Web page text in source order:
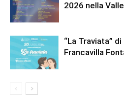
2026 nella
“La Traviata”
Francavilla